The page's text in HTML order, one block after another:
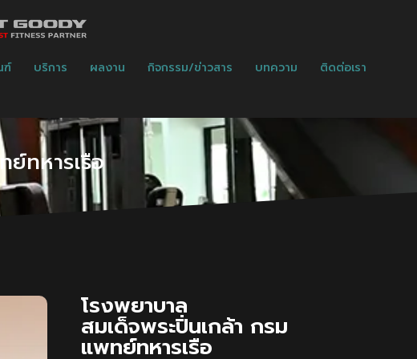
ฑ์ บริการ ผลงาน กิจกรรม/ข่าวสาร บทความ ติดต่อเรา
ทหารเรือ
โรงพยาบาล
สมเด็จพระปิ่นเกล้า กรม
แพทย์ทหารเรือ